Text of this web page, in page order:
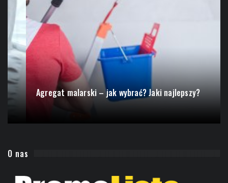
Agregat malarski – jak wybrać? Jaki najlepszy?
O nas